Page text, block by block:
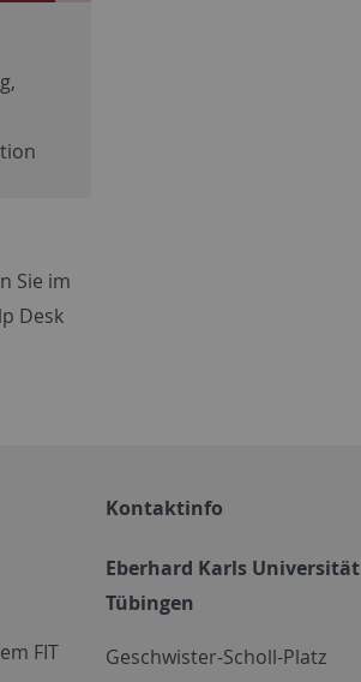
Sie im
Desk
FIT
Kontaktinfo
Eberhard Karls Universität
Tübingen
Geschwister-Scholl-Platz